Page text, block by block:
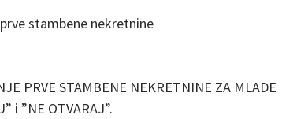
stambene nekretnine
PRVE STAMBENE NEKRETNINE ZA MLADE
i ”NE OTVARAJ”.